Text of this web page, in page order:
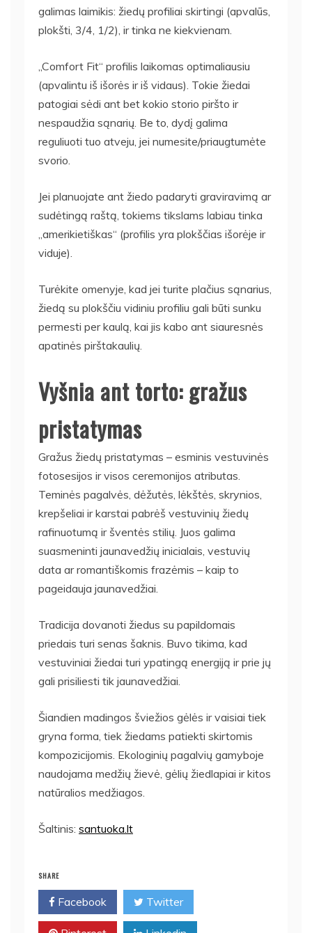
galimas laimikis: žiedų profiliai skirtingi (apvalūs,
plokšti, 3/4, 1/2), ir tinka ne kiekvienam.
„Comfort Fit“ profilis laikomas optimaliausiu
(apvalintu iš išorės ir iš vidaus). Tokie žiedai
patogiai sėdi ant bet kokio storio piršto ir
nespaudžia sąnarių. Be to, dydį galima
reguliuoti tuo atveju, jei numesite/priaugtumėte
svorio.
Jei planuojate ant žiedo padaryti graviravimą ar
sudėtingą raštą, tokiems tikslams labiau tinka
„amerikietiškas“ (profilis yra plokščias išorėje ir
viduje).
Turėkite omenyje, kad jei turite plačius sąnarius,
žiedą su plokščiu vidiniu profiliu gali būti sunku
permesti per kaulą, kai jis kabo ant siauresnės
apatinės pirštakaulių.
Vyšnia ant torto: gražus
pristatymas
Gražus žiedų pristatymas – esminis vestuvinės
fotosesijos ir visos ceremonijos atributas.
Teminės pagalvės, dėžutės, lėkštės, skrynios,
krepšeliai ir karstai pabrėš vestuvinių žiedų
rafinuotumą ir šventės stilių. Juos galima
suasmeninti jaunavedžių inicialais, vestuvių
data ar romantiškomis frazėmis – kaip to
pageidauja jaunavedžiai.
Tradicija dovanoti žiedus su papildomais
priedais turi senas šaknis. Buvo tikima, kad
vestuviniai žiedai turi ypatingą energiją ir prie jų
gali prisiliesti tik jaunavedžiai.
Šiandien madingos šviežios gėlės ir vaisiai tiek
gryna forma, tiek žiedams patiekti skirtomis
kompozicijomis. Ekologinių pagalvių gamyboje
naudojama medžių žievė, gėlių žiedlapiai ir kitos
natūralios medžiagos.
Šaltinis: santuoka.lt
SHARE
Facebook Twitter